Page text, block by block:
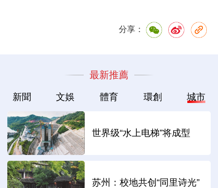
分享：
最新推薦
新聞 文娛 體育 環創 城市
世界级“水上电梯”将成型
苏州：校地共创“同里诗光”